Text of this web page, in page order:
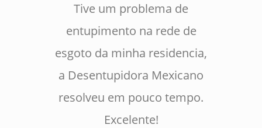
Tive um problema de
entupimento na rede de
esgoto da minha residencia,
a Desentupidora Mexicano
resolveu em pouco tempo.
Excelente!